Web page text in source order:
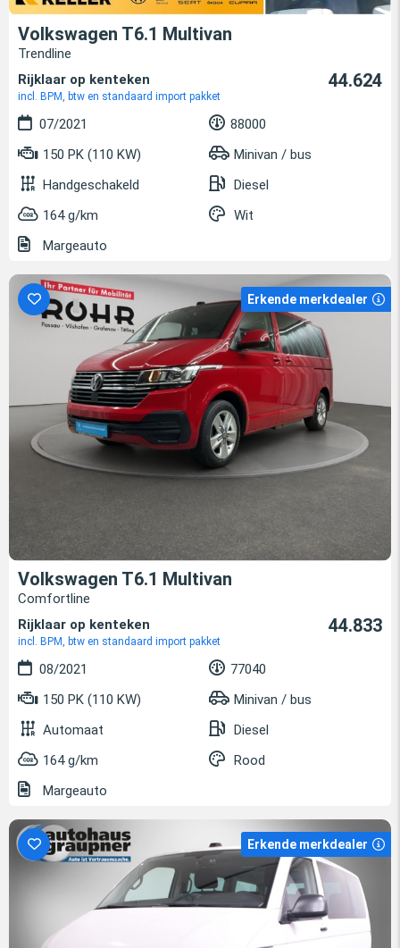
Volkswagen T6.1 Multivan
Trendline
Rijklaar op kenteken
incl. BPM, btw en standaard import pakket
44.624
07/2021
88000
150 PK (110 KW)
Minivan / bus
Handgeschakeld
Diesel
164 g/km
Wit
Margeauto
Erkende merkdealer
Volkswagen T6.1 Multivan
Comfortline
Rijklaar op kenteken
incl. BPM, btw en standaard import pakket
44.833
08/2021
77040
150 PK (110 KW)
Minivan / bus
Automaat
Diesel
164 g/km
Rood
Margeauto
Erkende merkdealer